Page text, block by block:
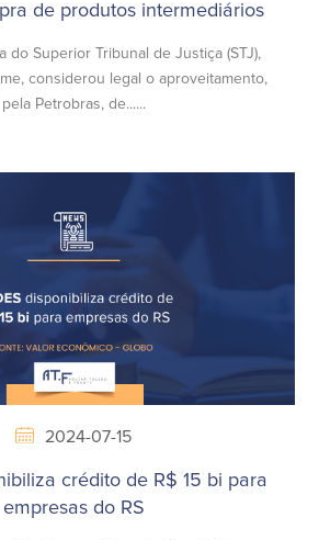
de produtos intermediários
do Superior Tribunal de Justiça (STJ),
considerou legal o aproveitamento,
pela Petrobras, de......
2024-07-15
crédito de R$ 15 bi para
empresas do RS